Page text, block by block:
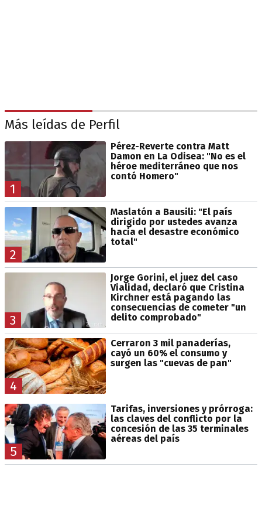
Más leídas de Perfil
1
Pérez-Reverte contra Matt
Damon en La Odisea: "No es el
héroe mediterráneo que nos
contó Homero"
2
Maslatón a Bausili: "El país
dirigido por ustedes avanza
hacia el desastre económico
total"
3
Jorge Gorini, el juez del caso
Vialidad, declaró que Cristina
Kirchner está pagando las
consecuencias de cometer "un
delito comprobado"
4
Cerraron 3 mil panaderías,
cayó un 60% el consumo y
surgen las "cuevas de pan"
5
Tarifas, inversiones y prórroga:
las claves del conflicto por la
concesión de las 35 terminales
aéreas del país